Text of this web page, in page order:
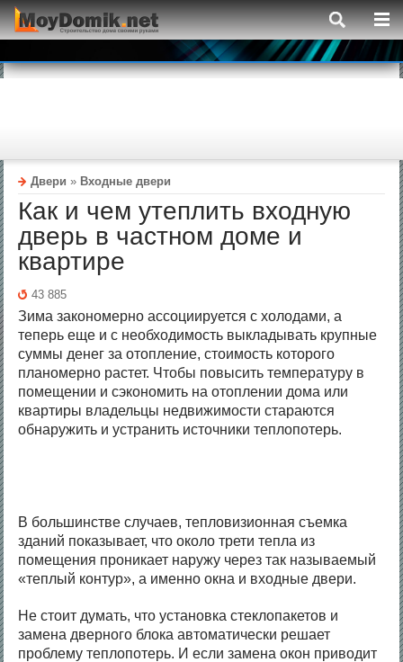
Двери » Входные двери
Как и чем утеплить входную
дверь в частном доме и
квартире
43 885
Зима закономерно ассоциируется с холодами, а
теперь еще и с необходимость выкладывать крупные
суммы денег за отопление, стоимость которого
планомерно растет. Чтобы повысить температуру в
помещении и сэкономить на отоплении дома или
квартиры владельцы недвижимости стараются
обнаружить и устранить источники теплопотерь.
В большинстве случаев, тепловизионная съемка
зданий показывает, что около трети тепла из
помещения проникает наружу через так называемый
«теплый контур», а именно окна и входные двери.
Не стоит думать, что установка стеклопакетов и
замена дверного блока автоматически решает
проблему теплопотерь. И если замена окон приводит